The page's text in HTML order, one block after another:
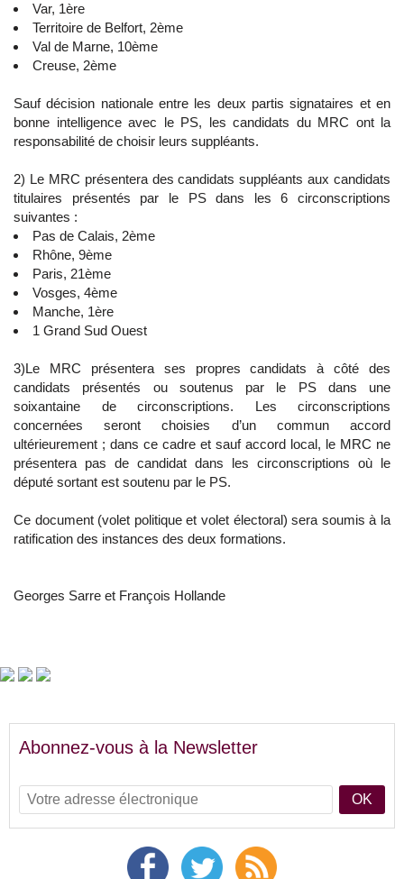
Var, 1ère
Territoire de Belfort, 2ème
Val de Marne, 10ème
Creuse, 2ème
Sauf décision nationale entre les deux partis signataires et en
bonne intelligence avec le PS, les candidats du MRC ont la
responsabilité de choisir leurs suppléants.
2) Le MRC présentera des candidats suppléants aux candidats
titulaires présentés par le PS dans les 6 circonscriptions
suivantes :
Pas de Calais, 2ème
Rhône, 9ème
Paris, 21ème
Vosges, 4ème
Manche, 1ère
1 Grand Sud Ouest
3)Le MRC présentera ses propres candidats à côté des
candidats présentés ou soutenus par le PS dans une
soixantaine de circonscriptions. Les circonscriptions
concernées seront choisies d’un commun accord
ultérieurement ; dans ce cadre et sauf accord local, le MRC ne
présentera pas de candidat dans les circonscriptions où le
député sortant est soutenu par le PS.
Ce document (volet politique et volet électoral) sera soumis à la
ratification des instances des deux formations.
Georges Sarre et François Hollande
Abonnez-vous à la Newsletter
OK